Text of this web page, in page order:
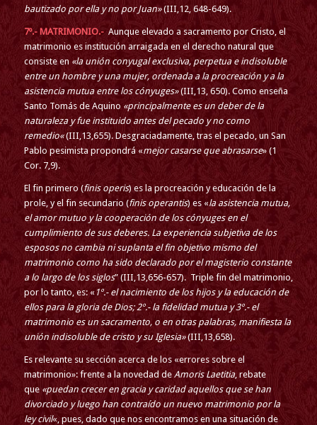
bautizado por ella y no por Juan»(III,12, 648-649).
7º.- MATRIMONIO.-Aunque elevado a sacramento por Cristo, el
matrimonio es institución arraigada en el derecho natural que
consiste en «la unión conyugal exclusiva, perpetua e indisoluble
entre un hombre y una mujer, ordenada a la procreación y a la
asistencia mutua entre los cónyuges»(III,13, 650). Como enseña
Santo Tomás de Aquino «principalmente es un deber de la
naturaleza y fue instituido antes del pecado y no como
remedio«(III,13,655). Desgraciadamente, tras el pecado, un San
Pablo pesimista propondrá «mejor casarse que abrasarse» (1
Cor. 7,9).
El fin primero (finis operis) es la procreación y educación de la
prole, y el fin secundario (finis operantis) es «la asistencia mutua,
el amor mutuo y la cooperación de los cónyuges en el
cumplimiento de sus deberes. La experiencia subjetiva de los
esposos no cambia ni suplanta el fin objetivo mismo del
matrimonio como ha sido declarado por el magisterio constante
a lo largo de los siglos” (III,13,656-657). Triple fin del matrimonio,
por lo tanto, es: « 1º.- el nacimiento de los hijos y la educación de
ellos para la gloria de Dios; 2º.- la fidelidad mutua y 3º.- el
matrimonio es un sacramento, o en otras palabras, manifiesta la
unión indisoluble de cristo y su Iglesia»(III,13,658).
Es relevante su sección acerca de los «errores sobre el
matrimonio»: frente a la novedad de Amoris Laetitia, rebate
que «puedan crecer en gracia y caridad aquellos que se han
divorciado y luego han contraído un nuevo matrimonio por la
ley civil«, pues, dado que nos encontramos en una situación de